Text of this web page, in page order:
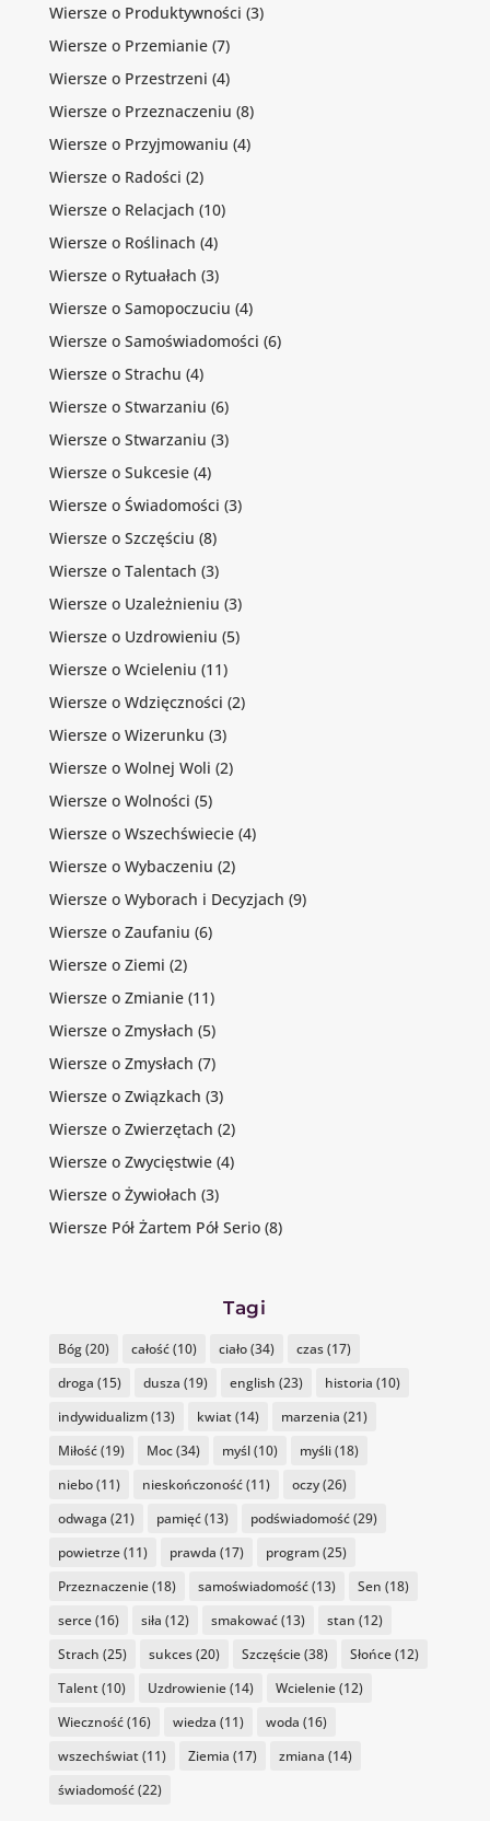
Wiersze o Produktywności (3)
Wiersze o Przemianie(7)
Wiersze o Przestrzeni (4)
Wiersze o Przeznaczeniu (8)
Wiersze o Przyjmowaniu (4)
Wiersze o Radości (2)
Wiersze o Relacjach (10)
Wiersze o Roślinach (4)
Wiersze o Rytuałach (3)
Wiersze o Samopoczuciu (4)
Wiersze o Samoświadomości (6)
Wiersze o Strachu (4)
Wiersze o Stwarzaniu (6)
Wiersze o Stwarzaniu (3)
Wiersze o Sukcesie(4)
Wiersze o Świadomości (3)
Wiersze o Szczęściu (8)
Wiersze o Talentach (3)
Wiersze o Uzależnieniu (3)
Wiersze o Uzdrowieniu (5)
Wiersze o Wcieleniu (11)
Wiersze o Wdzięczności (2)
Wiersze o Wizerunku (3)
Wiersze o Wolnej Woli (2)
Wiersze o Wolności (5)
Wiersze o Wszechświecie(4)
Wiersze o Wybaczeniu (2)
Wiersze o Wyborach i Decyzjach (9)
Wiersze o Zaufaniu (6)
Wiersze o Ziemi (2)
Wiersze o Zmianie(11)
Wiersze o Zmysłach (5)
Wiersze o Zmysłach (7)
Wiersze o Związkach (3)
Wiersze o Zwierzętach (2)
Wiersze o Zwycięstwie(4)
Wiersze o Żywiołach (3)
Wiersze Pół Żartem Pół Serio(8)
Tagi
Bóg(20) całość(10) ciało(34) czas(17)
droga (15) dusza (19) english (23) historia (10)
indywidualizm(13) kwiat(14) marzenia (21)
Miłość(19) Moc(34) myśl(10) myśli(18)
niebo(11) nieskończoność(11) oczy(26)
odwaga (21) pamięć(13) podświadomość(29)
powietrze(11) prawda (17) program(25)
Przeznaczenie(18) samoświadomość(13) Sen (18)
serce(16) siła (12) smakować(13) stan (12)
Strach (25) sukces(20) Szczęście(38) Słońce(12)
Talent(10) Uzdrowienie(14) Wcielenie(12)
Wieczność(16) wiedza (11) woda (16)
wszechświat(11) Ziemia (17) zmiana (14)
świadomość(22)